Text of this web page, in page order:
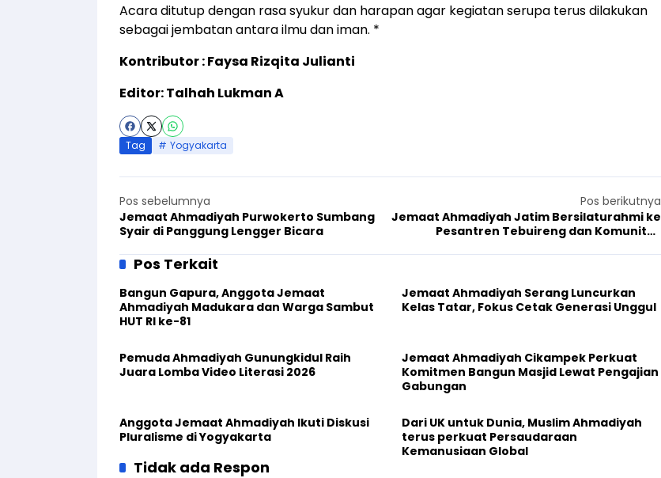
Acara ditutup dengan rasa syukur dan harapan agar kegiatan serupa terus dilakukan
sebagai jembatan antara ilmu dan iman. *
Kontributor : Faysa Rizqita Julianti
Editor: Talhah Lukman A
Tag Yogyakarta
Pos sebelumnya
Jemaat Ahmadiyah Purwokerto Sumbang
Syair di Panggung Lengger Bicara
Pos berikutnya
Jemaat Ahmadiyah Jatim Bersilaturahmi ke
Pesantren Tebuireng dan Komunitas
Pos Terkait
Bangun Gapura, Anggota Jemaat
Ahmadiyah Madukara dan Warga Sambut
HUT RI ke-81
Jemaat Ahmadiyah Serang Luncurkan
Kelas Tatar, Fokus Cetak Generasi Unggul
Pemuda Ahmadiyah Gunungkidul Raih
Juara Lomba Video Literasi 2026
Jemaat Ahmadiyah Cikampek Perkuat
Komitmen Bangun Masjid Lewat Pengajian
Gabungan
Anggota Jemaat Ahmadiyah Ikuti Diskusi
Pluralisme di Yogyakarta
Dari UK untuk Dunia, Muslim Ahmadiyah
terus perkuat Persaudaraan
Kemanusiaan Global
Tidak ada Respon